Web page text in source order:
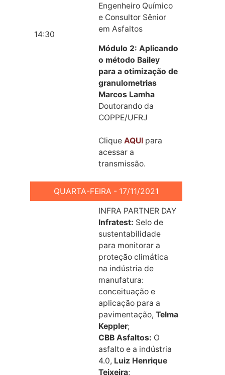
14:30
Engenheiro Químico
e Consultor Sênior
em Asfaltos
Módulo 2: Aplicando
o método Bailey
para a otimização de
granulometrias
Marcos Lamha
Doutorando da
COPPE/UFRJ
Clique AQUI para
acessar a
transmissão.
QUARTA-FEIRA - 17/11/2021
INFRA PARTNER DAY
Infratest: Selo de
sustentabilidade
para monitorar a
proteção climática
na indústria de
manufatura:
conceituação e
aplicação para a
pavimentação, Telma
Keppler;
CBB Asfaltos: O
asfalto e a indústria
4.0, Luiz Henrique
Teixeira;